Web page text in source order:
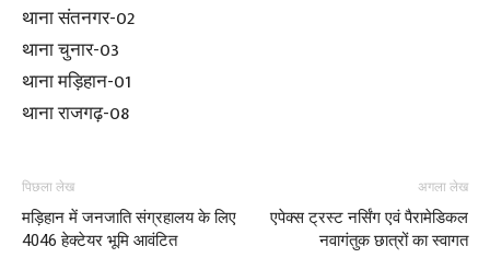
थाना संतनगर-02
थाना चुनार-03
थाना मड़िहान-01
थाना राजगढ़-08
पिछला लेख
मड़िहान में जनजाति संग्रहालय के लिए
4046 हेक्टेयर भूमि आवंटित
अगला लेख
एपेक्स ट्रस्ट नर्सिंग एवं पैरामेडिकल
नवागंतुक छात्रों का स्वागत